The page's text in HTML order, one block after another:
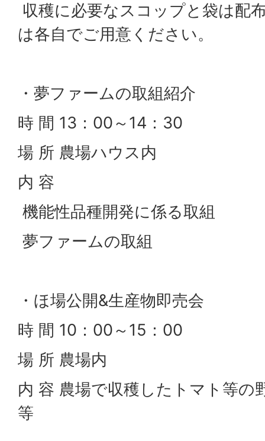
収穫に必要なスコップと袋は配
は各自でご用意ください。
・夢ファームの取組紹介
時 間 13：00～14：30
場 所 農場ハウス内
内 容
機能性品種開発に係る取組
夢ファームの取組
・ほ場公開&生産物即売会
時 間 10：00～15：00
場 所 農場内
内 容 農場で収穫したトマト等の
等